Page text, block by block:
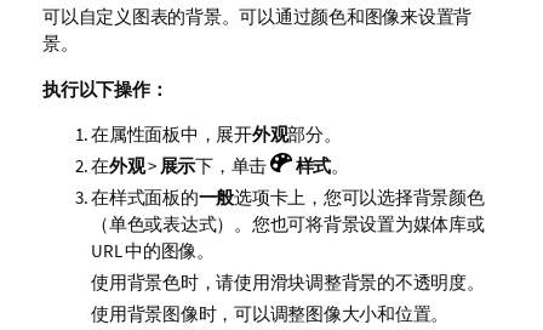
可以自定义图表的背景。可以通过颜色和图像来设置背
景。
执行以下操作：
在属性面板中，展开外观部分。
在外观> 展示下，单击 样式。
在样式面板的一般选项卡上，您可以选择背景颜色
（单色或表达式）。您也可将背景设置为媒体库或
URL 中的图像。
使用背景色时，请使用滑块调整背景的不透明度。
使用背景图像时，可以调整图像大小和位置。